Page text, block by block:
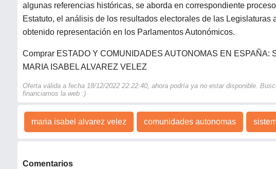
algunas referencias históricas, se aborda en correspondiente
Estatuto, el análisis de los resultados electorales de las
obtenido representación en los Parlamentos Autonómicos.
Comprar ESTADO Y COMUNIDADES AUTONOMAS EN
MARIA ISABEL ALVAREZ VELEZ
Oferta válida a fecha 18/12/2022 22:22:40, ahora podría ya no estar disponible.
financiamos la web :)
maria isabel alvarez velez comunidades autonomas
Comentarios